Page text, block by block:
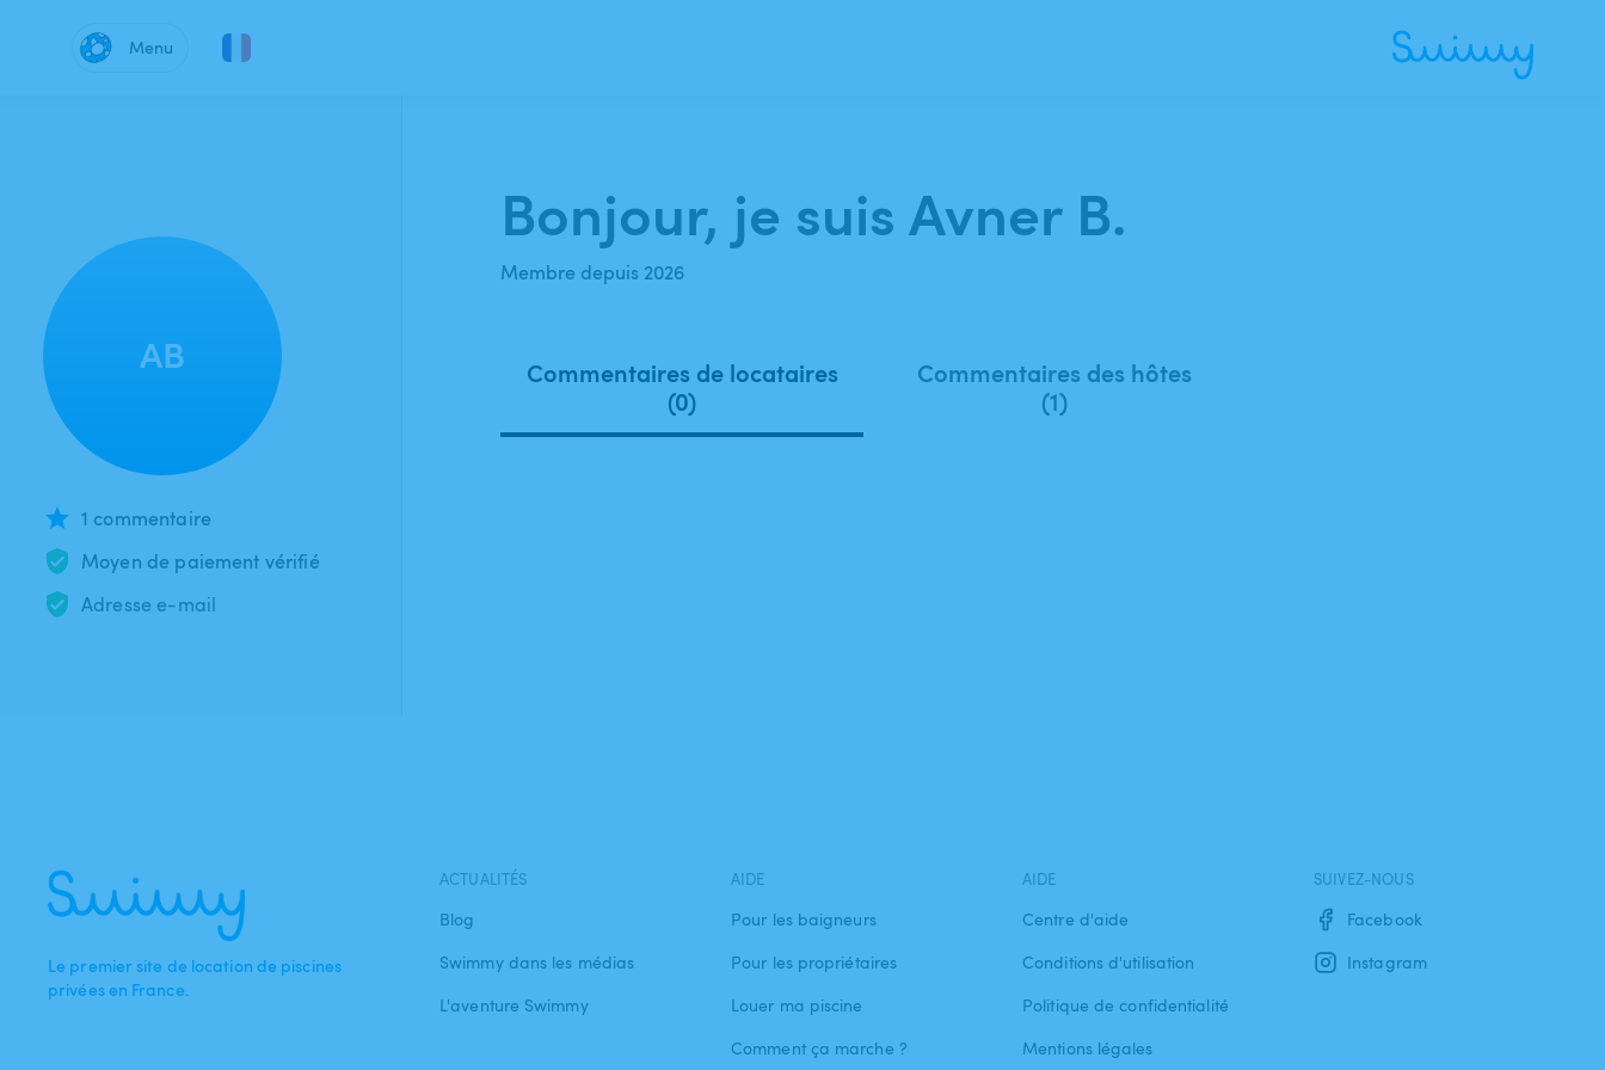
Menu
AB
1 commentaire
Moyen de paiement vérifié
Adresse e-mail
Bonjour, je suis Avner B.
Membre depuis 2026
Commentaires de locataires
(0)
Commentaires des hôtes
(1)
Le premier site de location de piscines
privées en France.
ACTUALITÉS
Blog
Swimmy dans les médias
L'aventure Swimmy
AIDE
Pour les baigneurs
Pour les propriétaires
Louer ma piscine
Comment ça marche ?
AIDE
Centre d'aide
Conditions d'utilisation
Politique de confidentialité
Mentions légales
SUIVEZ-NOUS
Facebook
Instagram